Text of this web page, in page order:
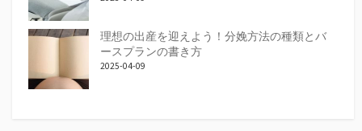
理想の出産を迎えよう！分娩方法の種類とバ
ースプランの書き方
2025-04-09